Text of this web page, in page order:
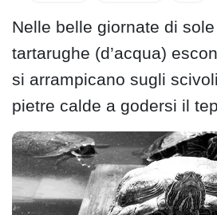
Nelle belle giornate di
tartarughe (d’acqua)
si arrampicano sugli
pietre calde a godersi il